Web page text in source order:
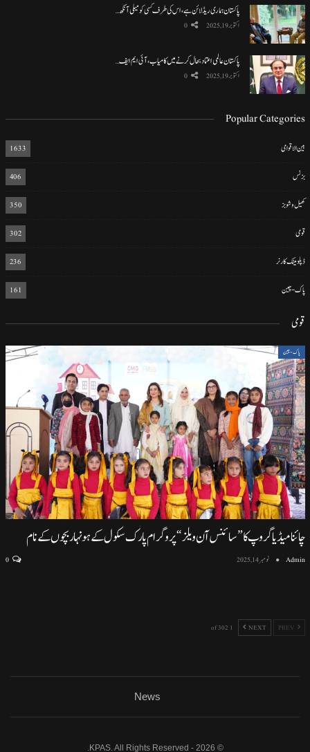
پاکستان ہماری ریڈ لائن ہے، اس کی طرف کسی کو میلی آنکھ…
اکتوبر 19, 2025 0
پاکستان عالمی اعتماد بحال کرنے میں کامیاب، آئی ایم ایف…
اکتوبر 19, 2025 0
Popular Categories
بین الاقوامی 1633
بزنس 406
کھیل و شوبز 350
قومی 302
ڈپلومیٹک کارنر 236
پاک-چین 161
قومی
پاک-چین
چائنا میڈیا گروپ کا ”سائنس آن ویلز“ پروگرام پارک سکول کے ہونہار بچوں کے نام
Admin نومبر 14, 2025 0
NEXT
1 of 302
News
© 2026 - KPAS. All Rights Reserved.